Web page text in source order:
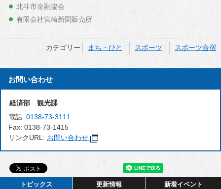
北斗市金融協会
有限会社宮崎新聞販売所
カテゴリー まち・ひと スポーツ スポーツ合宿
お問い合わせ
経済部 観光課
電話: 0138-73-3111
Fax: 0138-73-1415
リンクURL: お問い合わせ
トピックス 更新情報 新着イベント